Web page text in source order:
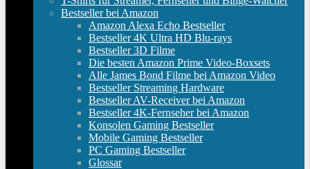
Bestseller bei Amazon
Amazon Alexa Echo Bestseller
Bestseller 4K Ultra HD Blu-rays
Bestseller 3D Filme
Die besten Amazon Prime Video-Boxsets
Alle James Bond Filme bei Amazon Video
Bestseller Streaming Hardware
Bestseller AV-Receiver bei Amazon
Bestseller 4K-Fernseher bei Amazon
Konsolen Gaming Bestseller
Mobile Gaming Bestseller
PC Gaming Bestseller
Glossar